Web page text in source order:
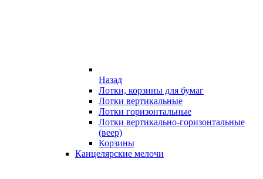
Назад
Лотки, корзины для бумаг
Лотки вертикальные
Лотки горизонтальные
Лотки вертикально-горизонтальные
(веер)
Корзины
Канцелярские мелочи